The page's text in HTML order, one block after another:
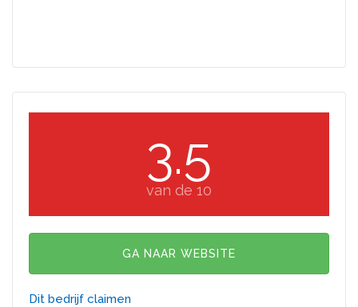
3.5
van de 10
GA NAAR WEBSITE
Dit bedrijf claimen